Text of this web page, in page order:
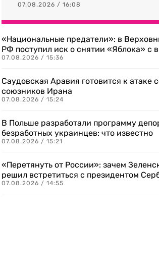
07.08.2026 / 16:08
«Национальные предатели»: в
РФ поступил иск о снятии «Яблока» с
07.08.2026 / 15:36
Саудовская Аравия готовится к атаке
союзников Ирана
07.08.2026 / 15:24
В Польше разработали программу
безработных украинцев: что известно
07.08.2026 / 15:21
«Перетянуть от России»: зачем
решил встретиться с президентом
07.08.2026 / 14:55